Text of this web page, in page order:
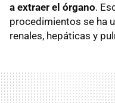
a extraer el órgano.
procedimientos se ha
renales, hepáticas y